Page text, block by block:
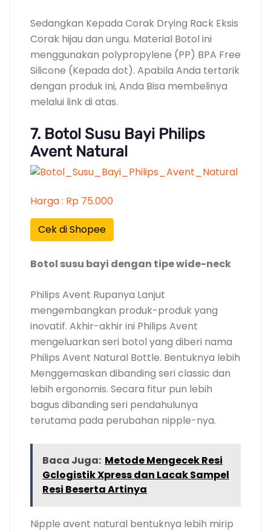
Sedangkan Kepada Corak Drying Rack Eksis
Corak hijau dan ungu. Material Botol ini
menggunakan polypropylene (PP) BPA Free
Silicone (Kepada dot). Apabila Anda tertarik
dengan produk ini, Anda Bisa membelinya
melalui link di atas.
7. Botol Susu Bayi Philips
Avent Natural
Harga : Rp 75.000
Cek di Shopee
Botol susu bayi dengan tipe wide-neck
Philips Avent Rupanya Lanjut
mengembangkan produk-produk yang
inovatif. Akhir-akhir ini Philips Avent
mengeluarkan seri botol yang diberi nama
Philips Avent Natural Bottle. Bentuknya lebih
Menggemaskan dibanding seri classic dan
lebih ergonomis. Secara fitur pun lebih
bagus dibanding seri pendahulunya
terutama pada perubahan nipple-nya.
Baca Juga: Metode Mengecek Resi
Gclogistik Xpress dan Lacak Sampel
Resi Beserta Artinya
Nipple avent natural bentuknya lebih mirip